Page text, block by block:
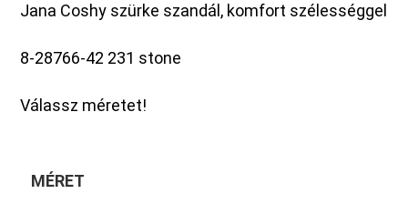
Jana Coshy szürke szandál, komfort szélességgel
8-28766-42 231 stone
Válassz méretet!
MÉRET